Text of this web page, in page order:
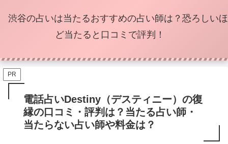
渋谷の占いは当たるおすすめの占い師は？恐ろしいほ
ど当たると口コミで評判！
PR
電話占いDestiny（デスティニー）の復
縁の口コミ・評判は？当たる占い師・
当たらない占い師や料金は？